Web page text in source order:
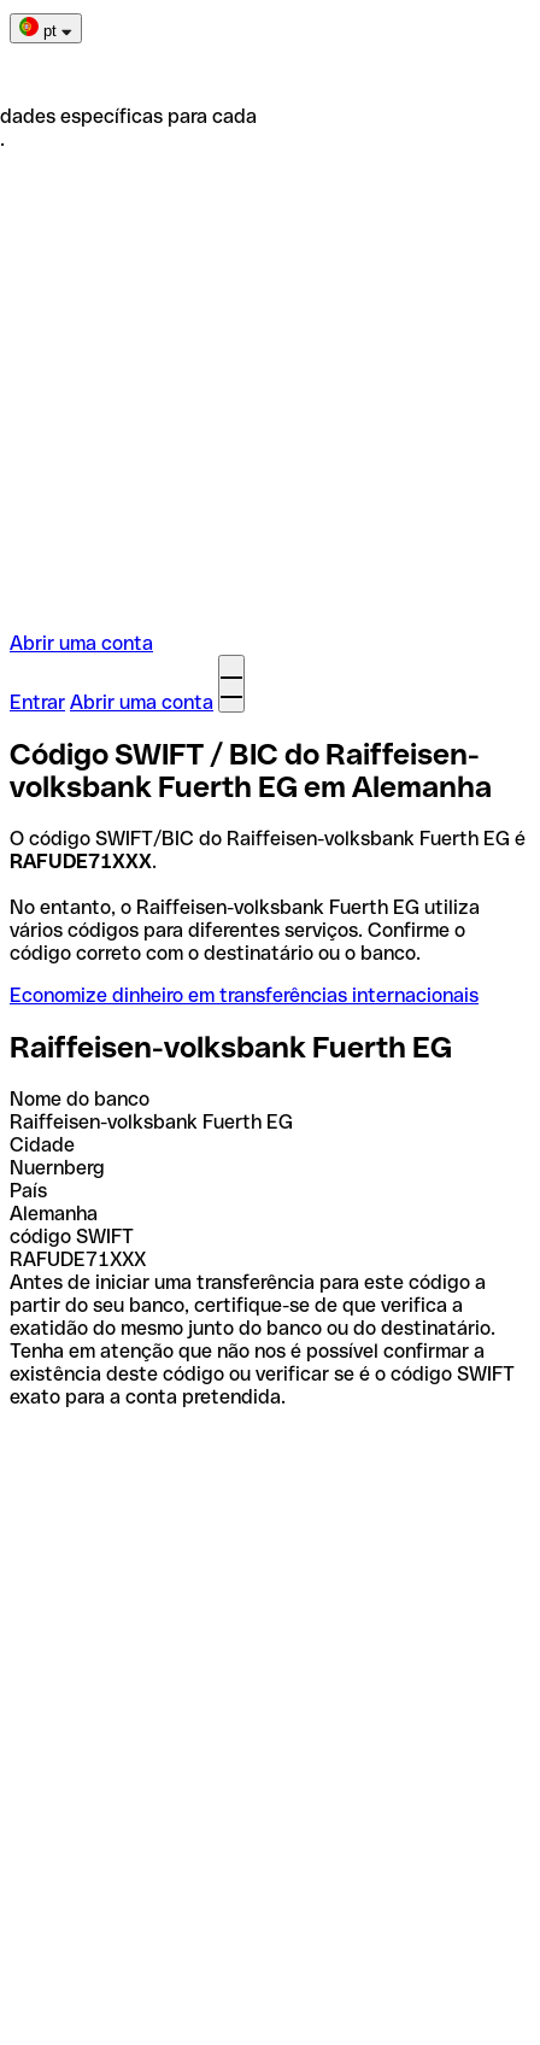
pt
específicas para cada
Abrir uma conta
Entrar Abrir uma conta
Código SWIFT / BIC do Raiffeisen-
volksbank Fuerth EG em Alemanha
O código SWIFT/BIC do Raiffeisen-volksbank Fuerth EG é
RAFUDE71XXX.
No entanto, o Raiffeisen-volksbank Fuerth EG utiliza
vários códigos para diferentes serviços. Confirme o
código correto com o destinatário ou o banco.
Economize dinheiro em transferências internacionais
Raiffeisen-volksbank Fuerth EG
Nome do banco
Raiffeisen-volksbank Fuerth EG
Cidade
Nuernberg
País
Alemanha
código SWIFT
RAFUDE71XXX
Antes de iniciar uma transferência para este código a
partir do seu banco, certifique-se de que verifica a
exatidão do mesmo junto do banco ou do destinatário.
Tenha em atenção que não nos é possível confirmar a
existência deste código ou verificar se é o código SWIFT
exato para a conta pretendida.